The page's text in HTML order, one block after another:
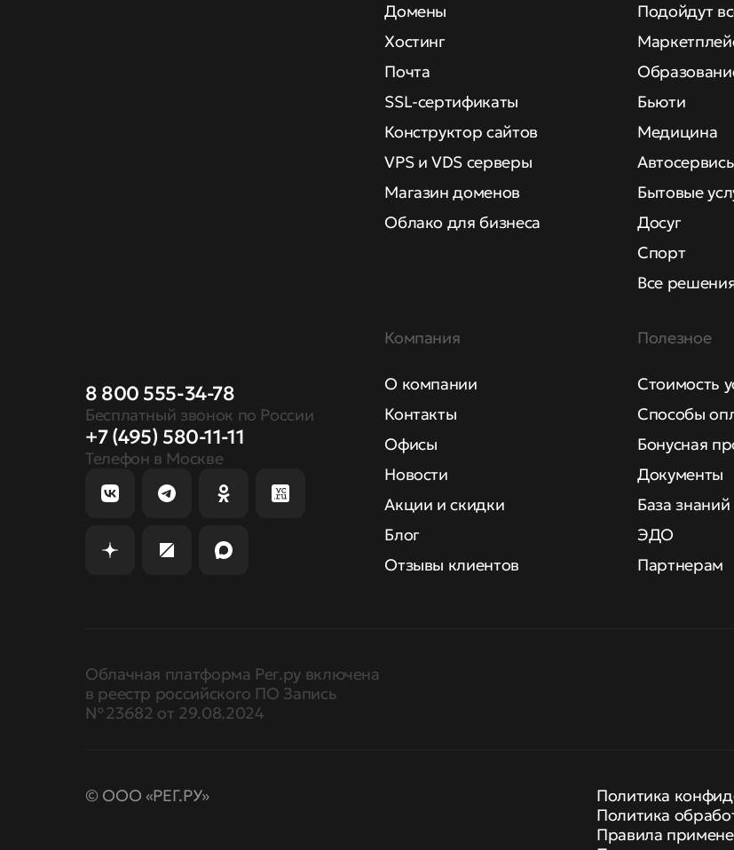
8 800 555-34-78
Бесплатный звонок по России
+7 (495) 580-11-11
Телефон в Москве
Домены
Хостинг
Почта
SSL-сертификаты
Конструктор сайтов
VPS и VDS серверы
Магазин доменов
Облако для бизнеса
Подойдут
Бьюти
Медицина
Бытовые
Досуг
Спорт
Все
Компания
О компании
Контакты
Офисы
Новости
Акции и скидки
Блог
Отзывы клиентов
Полезное
Стоимость
Способы
Бонусная
Документы
База знаний
ЭДО
Партнерам
Облачная платформа Рег.ру включена
в реестр российского ПО Запись
№ 23682 от 29.08.2024
© ООО «РЕГ.РУ»
Политика
Политика
Правила